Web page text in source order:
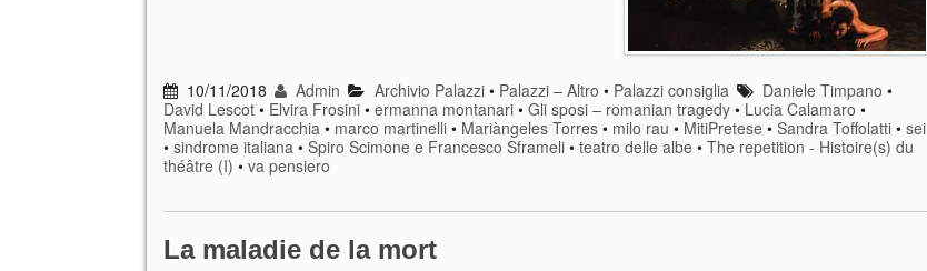
10/11/2018 Admin Archivio Palazzi• Palazzi – Altro • Palazzi consiglia Daniele Timpano •
David Lescot • Elvira Frosini • ermanna montanari • Gli sposi – romanian tragedy • Lucia Calamaro •
Manuela Mandracchia • marco martinelli • Mariàngeles Torres • milo rau • MitiPretese • Sandra Toffolatti • sei
• sindrome italiana • Spiro Scimone e Francesco Sframeli • teatro delle albe • The repetition - Histoire(s) du
théâtre (I) • va pensiero
La maladie de la mort